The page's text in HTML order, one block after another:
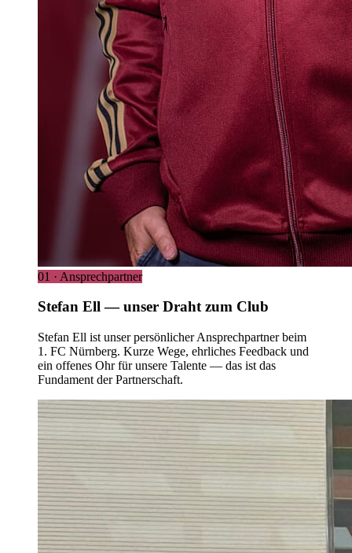
01 · Ansprechpartner
Stefan Ell — unser Draht zum Club
Stefan Ell ist unser persönlicher Ansprechpartner beim
1. FC Nürnberg. Kurze Wege, ehrliches Feedback und
ein offenes Ohr für unsere Talente — das ist das
Fundament der Partnerschaft.